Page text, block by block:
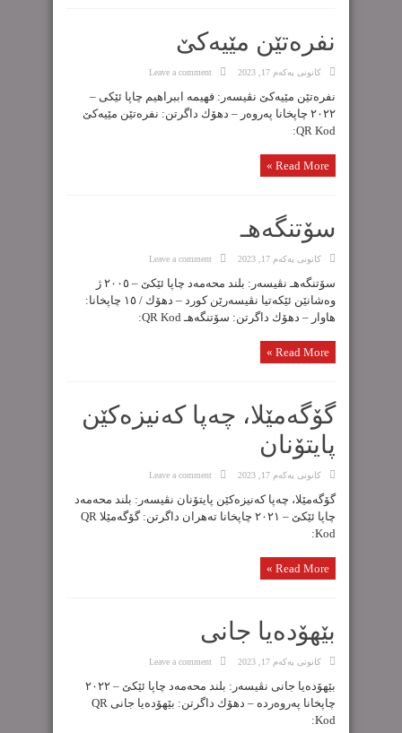
نفرەتێن مێیەکێ
كانونی یه‌كه‌م 17, 2023 Leave a comment
نفرەتێن مێیەکێ نڤیسەر: فهیمە اببراهیم چاپا ئێکی –
٢٠٢٢ چاپخانا پەروەر – دهۆك داگرتن: نفرەتێن مێیەکێ
‌QR Kod:
Read More »
سۆتنگەهـ
كانونی یه‌كه‌م 17, 2023 Leave a comment
سۆتنگەهـ نڤیسەر: بلند محەمەد چاپا ئێکێ – ٢٠٠٥ ژ
وەشانێن ئێکەتیا نڤیسەرێن کورد – دهۆك / ١٥ چاپخانا:
هاوار – دهۆك داگرتن: سۆتنگەهـ QR Kod:
Read More »
گۆگەمێلا، چەپا كەنیزەكێن
پایتۆنان
كانونی یه‌كه‌م 17, 2023 Leave a comment
گۆگەمێلا، چەپا كەنیزەكێن پایتۆنان نڤیسەر: بلند محەمەد
چاپا ئێکێ – ٢٠٢١ چاپخانا تەهران داگرتن: گۆگەمێلا QR
Kod:
Read More »
بێهۆدەیا جانی
كانونی یه‌كه‌م 17, 2023 Leave a comment
بێهۆدەیا جانی نڤیسەر: بلند محەمەد چاپا ئێکێ – ٢٠٢٢
چاپخانا پەروەردە – دهۆك داگرتن: بێهۆدەیا جانی QR
Kod: